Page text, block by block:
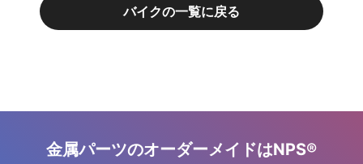
バイクの一覧に戻る
金属パーツのオーダーメイドはNPS®